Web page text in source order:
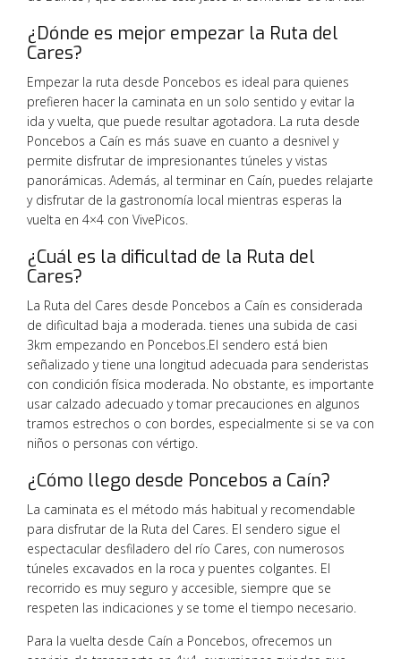
¿Dónde es mejor empezar la Ruta del
Cares?
Empezar la ruta desde Poncebos es ideal para quienes
prefieren hacer la caminata en un solo sentido y evitar la
ida y vuelta, que puede resultar agotadora. La ruta desde
Poncebos a Caín es más suave en cuanto a desnivel y
permite disfrutar de impresionantes túneles y vistas
panorámicas. Además, al terminar en Caín, puedes relajarte
y disfrutar de la gastronomía local mientras esperas la
vuelta en 4×4 con VivePicos.
¿Cuál es la dificultad de la Ruta del
Cares?
La Ruta del Cares desde Poncebos a Caín es considerada
de dificultad baja a moderada. tienes una subida de casi
3km empezando en Poncebos.El sendero está bien
señalizado y tiene una longitud adecuada para senderistas
con condición física moderada. No obstante, es importante
usar calzado adecuado y tomar precauciones en algunos
tramos estrechos o con bordes, especialmente si se va con
niños o personas con vértigo.
¿Cómo llego desde Poncebos a Caín?
La caminata es el método más habitual y recomendable
para disfrutar de la Ruta del Cares. El sendero sigue el
espectacular desfiladero del río Cares, con numerosos
túneles excavados en la roca y puentes colgantes. El
recorrido es muy seguro y accesible, siempre que se
respeten las indicaciones y se tome el tiempo necesario.
Para la vuelta desde Caín a Poncebos, ofrecemos un